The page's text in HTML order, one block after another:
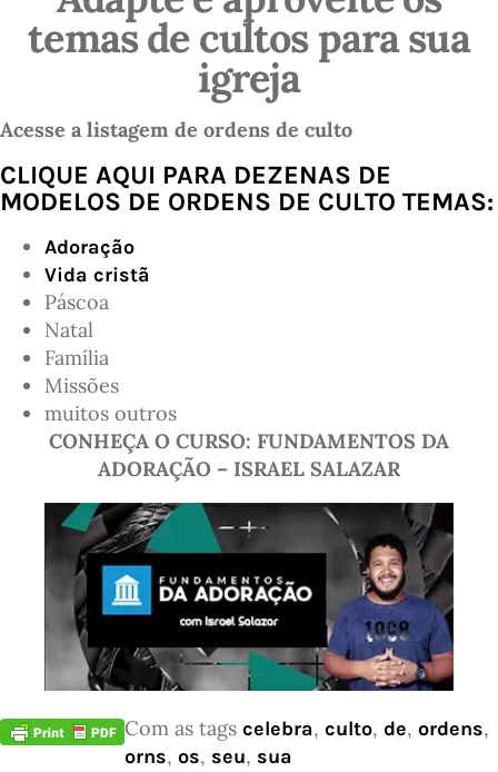
temas de cultos para sua
igreja
Acesse a listagem de ordens de culto
CLIQUE AQUI PARA DEZENAS DE
MODELOS DE ORDENS DE CULTO TEMAS:
Adoração
Vida cristã
Páscoa
Natal
Família
Missões
muitos outros
CONHEÇA O CURSO: FUNDAMENTOS DA
ADORAÇÃO – ISRAEL SALAZAR
Com as tags celebra, culto, de, ordens,
orns, os, seu, sua